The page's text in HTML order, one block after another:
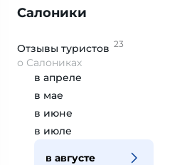
Салоники
Отзывы туристов 23
о Салониках
в апреле
в мае
в июне
в июле
в августе